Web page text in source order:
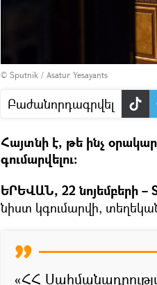
© Sputnik / Asatur Yesayants
Բաժանորդագրվել
Հայտնի է, թե ինչ
գումարվելու։
ԵՐԵՎԱՆ, 22 նոյեմբերի –
նիստ կգումարվի,
«ՀՀ